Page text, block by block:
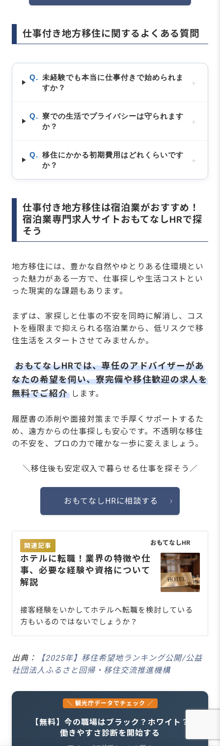
仕事付き地方移住に関するよくある質問
Q. 未経験でも本当に仕事付きで始められま
すか？
＋
Q. 寮での生活でプライバシーは守られます
か？
＋
Q. 移住にかかる初期費用はどれくらいです
か？
＋
仕事付き地方移住は宿泊業がおすすめ！
宿泊業専門求人サイトおもてなしHRで探
そう
地方移住には、豊かな自然やゆとりある住環境とい
った魅力がある一方で、仕事探しや生活コストとい
った現実的な課題もあります。
まずは、家探しと仕事の不安を同時に解消し、コス
トを極限まで抑えられる宿泊業から、低リスクで移
住生活をスタートさせてみませんか。
おもてなしHRでは、専任のアドバイザーがあ
なたの希望を伺い、寮完備や移住歓迎の求人を
無料でご紹介 します。
履歴書の添削や面接対策まで手厚くサポートするた
め、遠方からの仕事探しも安心です。不透明な移住
の不安を、プロの力で確かな一歩に変えましょう。
＼移住後も安定収入で暮らせる仕事を探そう／
おもてなしHRに相談する
関連記事 おもてなしHR
ホテルに転職！業界の特徴や仕
事、必要な経験や資格について
解説
接客経験をいかしてホテルへ転職を検討している
方もいるのではないでしょうか？
出典：
【2025年】移住希望地ランキング公開/公益
社団法人ふるさと回帰・移住交流推進機構
＼ 観光庁データでチェック ／
【無料】今の職場はブラック？ホワイト？
働きやすさ診断を開始する